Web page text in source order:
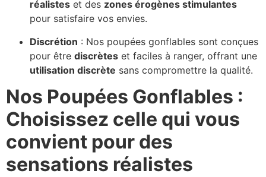
réalistes et des zones érogènes stimulantes
pour satisfaire vos envies.
Discrétion : Nos poupées gonflables sont conçues
pour être discrètes et faciles à ranger, offrant une
utilisation discrète sans compromettre la qualité.
Nos Poupées Gonflables :
Choisissez celle qui vous
convient pour des
sensations réalistes